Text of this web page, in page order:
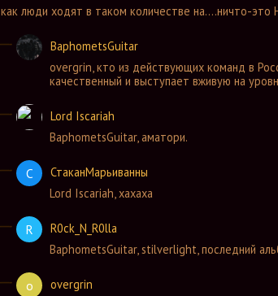
как люди ходят в таком количестве на....ничто-это
BaphometsGuitar
overgrin кто из действующих команд в
качественный и выступает вживую на
Lord Iscariah
BaphometsGuitar, аматори.
С
СтаканМарьиванны
Lord Iscariah хахаха
R
R0ck_N_R0lla
BaphometsGuitar, stilverlight, последний
o
overgrin